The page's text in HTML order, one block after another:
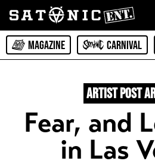
MAGAZINE CARNIVAL
ARTIST POST
Fear, and
in Las